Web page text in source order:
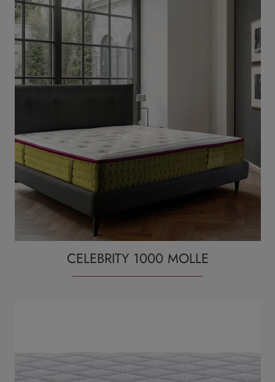
CELEBRITY 1000 MOLLE